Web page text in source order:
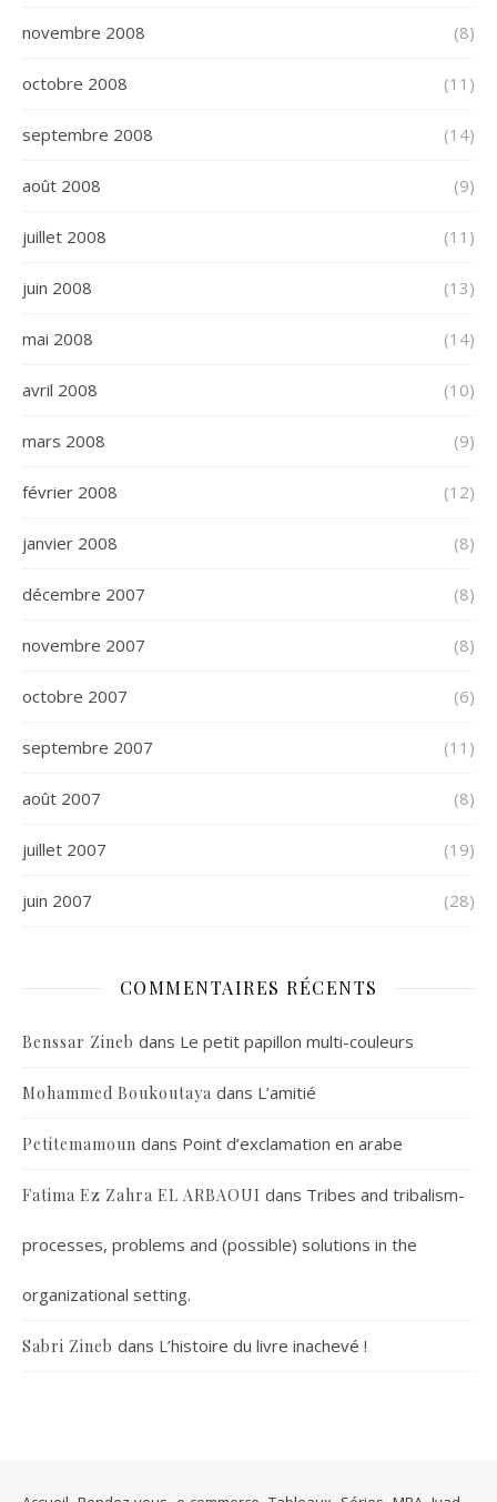
novembre 2008 (8)
octobre 2008 (11)
septembre 2008 (14)
août 2008 (9)
juillet 2008 (11)
juin 2008 (13)
mai 2008 (14)
avril 2008 (10)
mars 2008 (9)
février 2008 (12)
janvier 2008 (8)
décembre 2007 (8)
novembre 2007 (8)
octobre 2007 (6)
septembre 2007 (11)
août 2007 (8)
juillet 2007 (19)
juin 2007 (28)
COMMENTAIRES RÉCENTS
Benssar Zineb dans Le petit papillon multi-couleurs
Mohammed Boukoutaya dans L’amitié
Petitemamoun dans Point d’exclamation en arabe
Fatima Ez Zahra EL ARBAOUI dans Tribes and tribalism-
processes, problems and (possible) solutions in the
organizational setting.
Sabri Zineb dans L’histoire du livre inachevé !